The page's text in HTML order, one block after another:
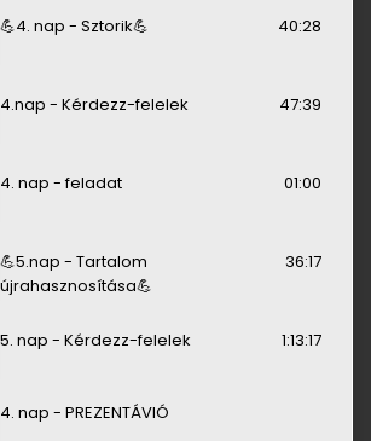
💪4. nap - Sztorik💪 40:28
4.nap - Kérdezz-felelek 47:39
4. nap - feladat 01:00
💪5.nap - Tartalom
újrahasznosítása💪
36:17
5. nap - Kérdezz-felelek 1:13:17
4. nap - PREZENTÁVIÓ